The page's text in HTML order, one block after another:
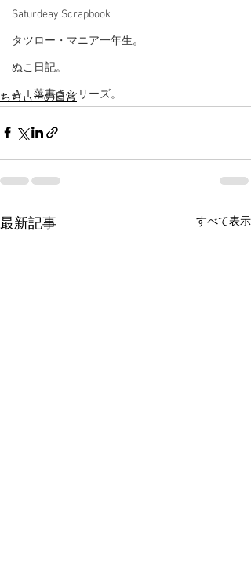
Saturdeay Scrapbook
タツロー・マニア一年生。
ぬこ日記。
ＡＩ落書きシリーズ。
ちぢぃーの日常
最新記事 すべて表示